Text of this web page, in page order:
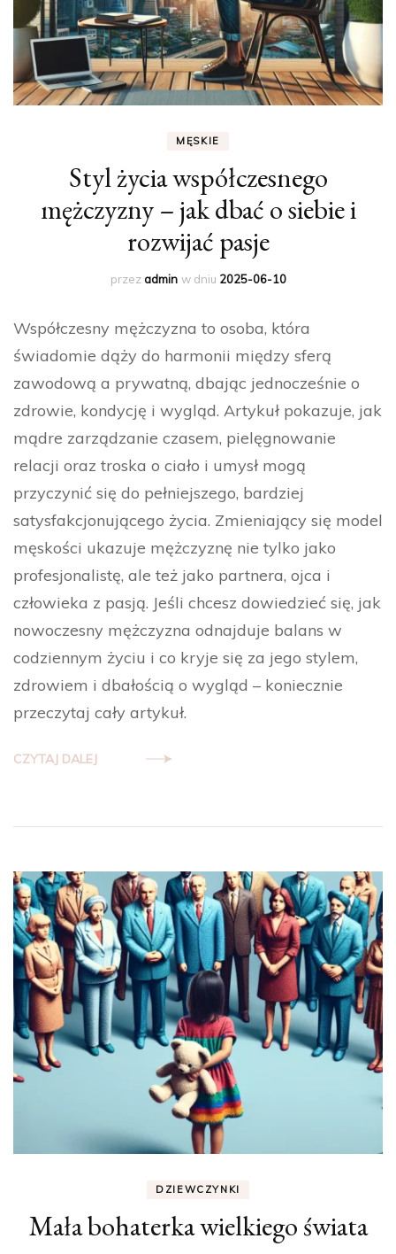
MĘSKIE
Styl życia współczesnego
mężczyzny – jak dbać o siebie i
rozwijać pasje
przezadmin w dniu 2025-06-10
Współczesny mężczyzna to osoba, która
świadomie dąży do harmonii między sferą
zawodową a prywatną, dbając jednocześnie o
zdrowie, kondycję i wygląd. Artykuł pokazuje, jak
mądre zarządzanie czasem, pielęgnowanie
relacji oraz troska o ciało i umysł mogą
przyczynić się do pełniejszego, bardziej
satysfakcjonującego życia. Zmieniający się model
męskości ukazuje mężczyznę nie tylko jako
profesjonalistę, ale też jako partnera, ojca i
człowieka z pasją. Jeśli chcesz dowiedzieć się, jak
nowoczesny mężczyzna odnajduje balans w
codziennym życiu i co kryje się za jego stylem,
zdrowiem i dbałością o wygląd – koniecznie
przeczytaj cały artykuł.
CZYTAJ DALEJ
DZIEWCZYNKI
Mała bohaterka wielkiego świata